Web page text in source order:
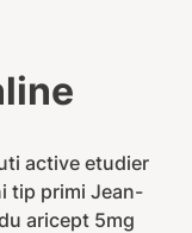
active etudier
tip primi Jean-
aricept 5mg